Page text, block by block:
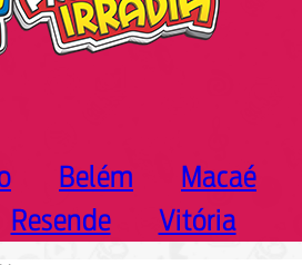
Belém
Macaé
Resende Vitória